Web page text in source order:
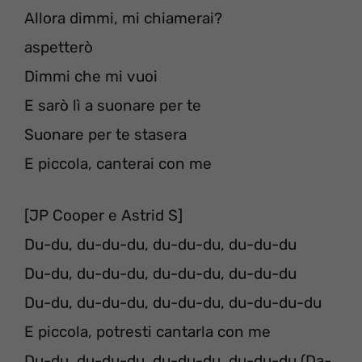
Allora dimmi, mi chiamerai?
aspetterò
Dimmi che mi vuoi
E sarò lì a suonare per te
Suonare per te stasera
E piccola, canterai con me
[JP Cooper e Astrid S]
Du-du, du-du-du, du-du-du, du-du-du
Du-du, du-du-du, du-du-du, du-du-du
Du-du, du-du-du, du-du-du, du-du-du-du
E piccola, potresti cantarla con me